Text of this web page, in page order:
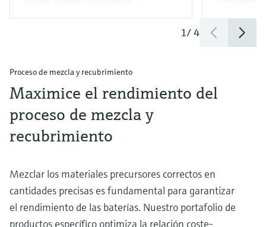
1/4
Proceso de mezcla y recubrimiento
Maximice el rendimiento del
proceso de mezcla y
recubrimiento
Mezclar los materiales precursores correctos en
cantidades precisas es fundamental para garantizar
el rendimiento de las baterías. Nuestro portafolio de
productos específico optimiza la relación coste-